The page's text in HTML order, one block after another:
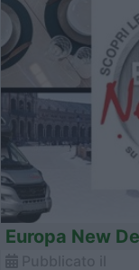
Europa New